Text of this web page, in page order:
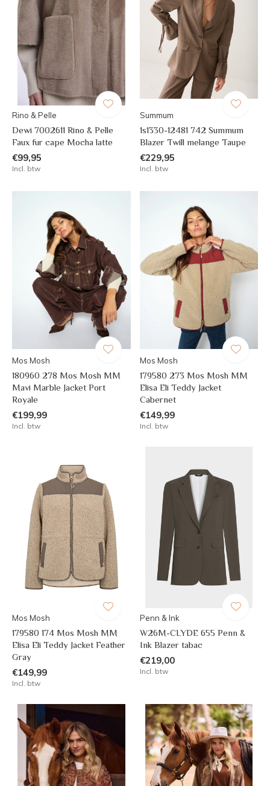
Rino & Pelle
Dewi 7002611 Rino & Pelle
Faux fur cape Mocha latte
€99,95
Incl. btw
Summum
1s1330-12481 742 Summum
Blazer Twill melange Taupe
€229,95
Incl. btw
Mos Mosh
180960 278 Mos Mosh MM
Mavi Marble Jacket Port
Royale
€199,99
Incl. btw
Mos Mosh
179580 273 Mos Mosh MM
Elisa Eli Teddy Jacket
Cabernet
€149,99
Incl. btw
Mos Mosh
179580 174 Mos Mosh MM
Elisa Eli Teddy Jacket Feather
Gray
€149,99
Incl. btw
Penn & Ink
W26M-CLYDE 655 Penn &
Ink Blazer tabac
€219,00
Incl. btw